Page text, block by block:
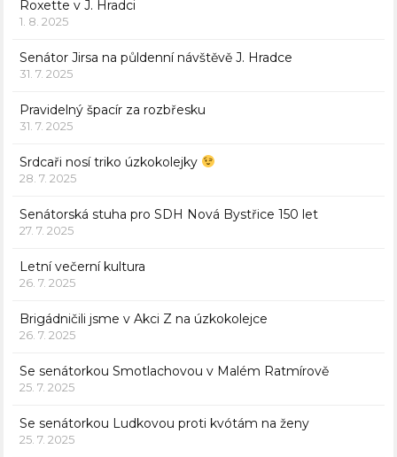
Roxette v J. Hradci
1. 8. 2025
Senátor Jirsa na půldenní návštěvě J. Hradce
31. 7. 2025
Pravidelný špacír za rozbřesku
31. 7. 2025
Srdcaři nosí triko úzkokolejky
28. 7. 2025
Senátorská stuha pro SDH Nová Bystřice 150 let
27. 7. 2025
Letní večerní kultura
26. 7. 2025
Brigádničili jsme v Akci Z na úzkokolejce
26. 7. 2025
Se senátorkou Smotlachovou v Malém Ratmírově
25. 7. 2025
Se senátorkou Ludkovou proti kvótám na ženy
25. 7. 2025